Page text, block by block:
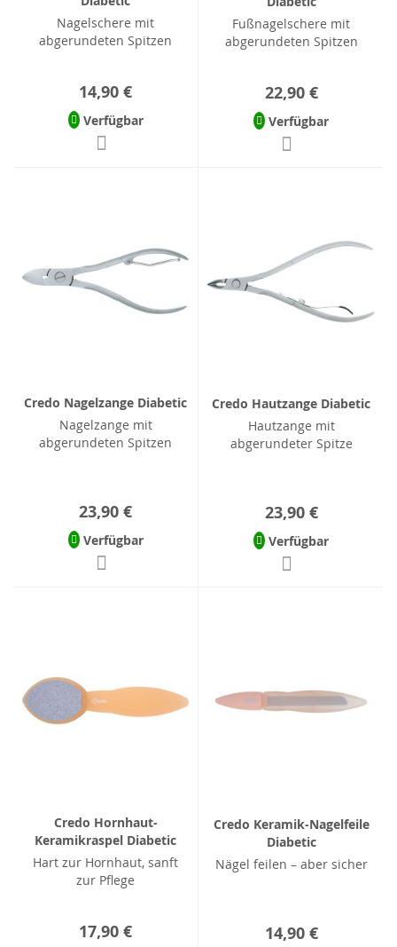
Nagelschere mit
abgerundeten Spitzen
14,90 €
Verfügbar
Fußnagelschere mit
abgerundeten Spitzen
22,90 €
Verfügbar
Credo Nagelzange Diabetic
Nagelzange mit
abgerundeten Spitzen
23,90 €
Verfügbar
Credo Hautzange Diabetic
Hautzange mit
abgerundeter Spitze
23,90 €
Verfügbar
Credo Hornhaut-
Keramikraspel Diabetic
Hart zur Hornhaut, sanft
zur Pflege
17,90 €
Credo Keramik-Nagelfeile
Diabetic
Nägel feilen – aber sicher
14,90 €